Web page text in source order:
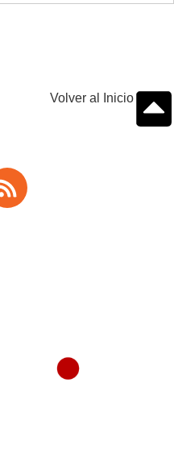
Volver al Inicio